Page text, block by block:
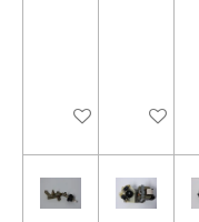
In den Warenkorb
In den